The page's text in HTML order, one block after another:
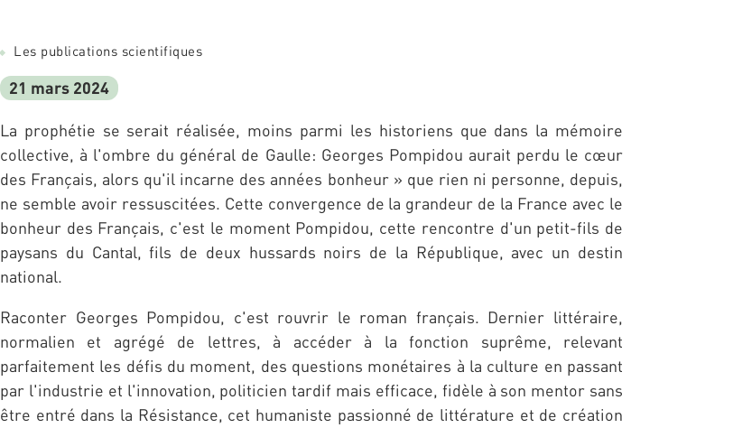
Les publications scientifiques
21 mars 2024
La prophétie se serait réalisée, moins parmi les historiens que dans la mémoire
collective, à l'ombre du général de Gaulle: Georges Pompidou aurait perdu le cœur
des Français, alors qu'il incarne des années bonheur » que rien ni personne, depuis,
ne semble avoir ressuscitées. Cette convergence de la grandeur de la France avec le
bonheur des Français, c'est le moment Pompidou, cette rencontre d'un petit-fils de
paysans du Cantal, fils de deux hussards noirs de la République, avec un destin
national.
Raconter Georges Pompidou, c'est rouvrir le roman français. Dernier littéraire,
normalien et agrégé de lettres, à accéder à la fonction suprême, relevant
parfaitement les défis du moment, des questions monétaires à la culture en passant
par l'industrie et l'innovation, politicien tardif mais efficace, fidèle à son mentor sans
être entré dans la Résistance, cet humaniste passionné de littérature et de création